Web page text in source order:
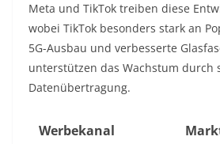
Meta und TikTok treiben diese
wobei TikTok besonders stark an
5G-Ausbau und verbesserte
unterstützen das Wachstum durch
Datenübertragung.​
Werbekanal